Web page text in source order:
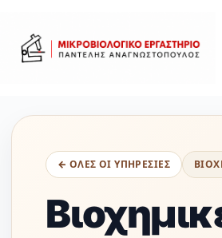
περιεχόμενο
← ΟΛΕΣ ΟΙ ΥΠΗΡΕΣΙΕΣ